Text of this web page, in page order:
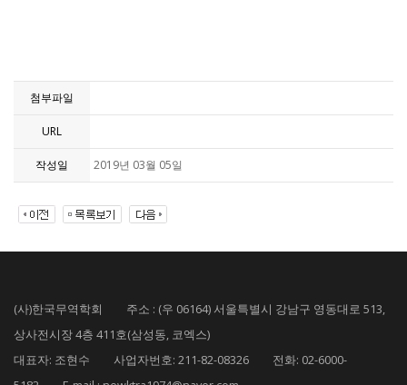
첨부파일
URL
작성일 2019년 03월 05일
(사)한국무역학회 주소 : (우 06164) 서울특별시 강남구 영동대로 513,
상사전시장 4층 411호(삼성동, 코엑스)
대표자: 조현수 사업자번호: 211-82-08326 전화: 02-6000-